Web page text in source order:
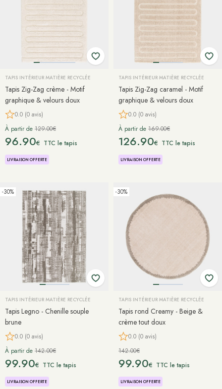
TAPIS INTÉRIEUR MATIÈRE RECYCLÉE
Tapis Zig-Zag crème - Motif
graphique & velours doux
0.0 (0 avis)
À partir de 129.00€
96.90€ TTC le tapis
LIVRAISON OFFERTE
TAPIS INTÉRIEUR MATIÈRE RECYCLÉE
Tapis Zig-Zag caramel - Motif
graphique & velours doux
0.0 (0 avis)
À partir de 169.00€
126.90€ TTC le tapis
LIVRAISON OFFERTE
-30%
TAPIS INTÉRIEUR MATIÈRE RECYCLÉE
Tapis Legno - Chenille souple
brune
0.0 (0 avis)
À partir de 142.00€
99.90€ TTC le tapis
LIVRAISON OFFERTE
-30%
TAPIS INTÉRIEUR MATIÈRE RECYCLÉE
Tapis rond Creamy - Beige &
crème tout doux
0.0 (0 avis)
142.00€
99.90€ TTC le tapis
LIVRAISON OFFERTE